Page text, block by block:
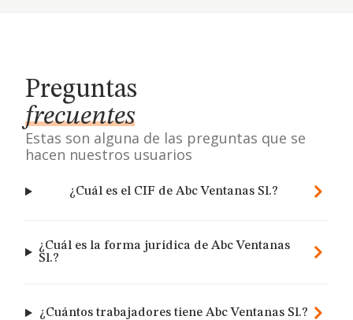
Preguntas
frecuentes
Estas son alguna de las preguntas que se
hacen nuestros usuarios
¿Cuál es el CIF de Abc Ventanas Sl.?
¿Cuál es la forma jurídica de Abc Ventanas
Sl.?
¿Cuántos trabajadores tiene Abc Ventanas Sl.?